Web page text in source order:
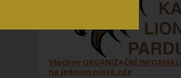
Všechny ORGANIZAČNÍ
na jednom místě zde